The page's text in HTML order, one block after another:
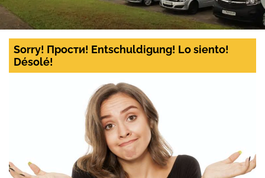
Sorry! Прости! Entschuldigung! Lo siento!
Désolé!